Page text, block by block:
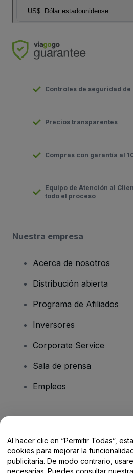
US$ Dólar estadounidense
Controles de seguridad
Precios transparentes
Compras con garantía al
Equipo de Atención al
todo el proceso
Nuestra empresa
Acerca de nosotros
Distribución abierta
Programa de Afiliados
Inversores
Corporate Service
Sala de prensa
Empleos
Centro de Ayuda /
Al hacer clic en “Permitir Todas”,
cookies para mejorar la
publicitaria. De modo contrario,
necesarias. Puedes consultar nuestra